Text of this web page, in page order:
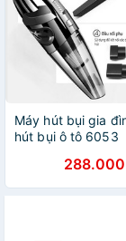
Máy hút bụi gia
hút bụi ô tô 6053